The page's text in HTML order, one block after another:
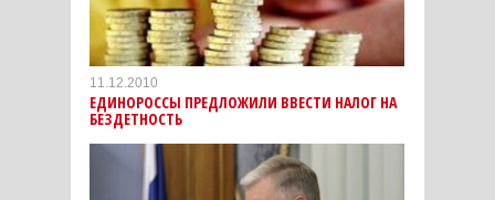
11.12.2010
ЕДИНОРОССЫ ПРЕДЛОЖИЛИ ВВЕСТИ НАЛОГ НА
БЕЗДЕТНОСТЬ